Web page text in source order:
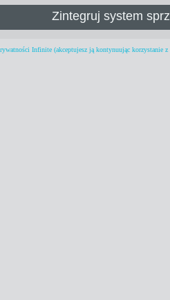
Zintegruj system
Infinite (akceptujesz ją kontynuując korzystanie